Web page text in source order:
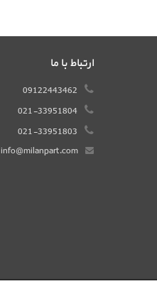
ارتباط با ما
09122443462
021-33951804
021-33951803
info@milanpart.com